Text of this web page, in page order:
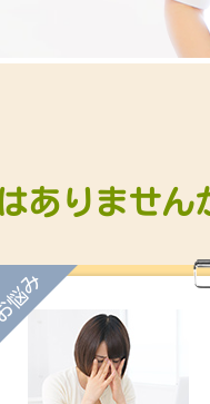
ありません
み